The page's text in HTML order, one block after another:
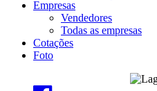
Empresas
Vendedores
Todas as empresas
Cotações
Foto